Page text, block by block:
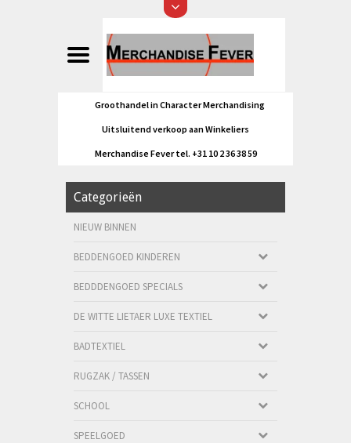
Groothandel in Character Merchandising
Uitsluitend verkoop aan Winkeliers
Merchandise Fever tel. +31 10 2 36 38 59
Categorieën
NIEUW BINNEN
BEDDENGOED KINDEREN
BEDDDENGOED SPECIALS
DE WITTE LIETAER LUXE TEXTIEL
BADTEXTIEL
RUGZAK / TASSEN
SCHOOL
SPEELGOED